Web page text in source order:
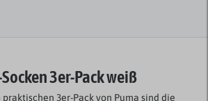
3er-Pack weiß
3er-Pack von Puma sind die